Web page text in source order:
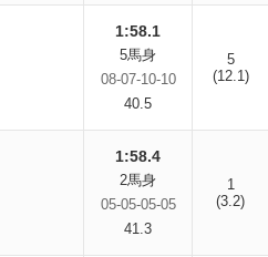
1:58.1
5馬身
08-07-10-10
40.5
5
(12.1)
1:58.4
2馬身
05-05-05-05
41.3
1
(3.2)